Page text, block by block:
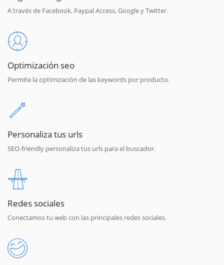
A través de Facebook, Paypal Access, Google y Twitter.
Optimización seo
Permite la optimización de las keywords por producto.
Personaliza tus urls
SEO-friendly personaliza tus urls para el buscador.
Redes sociales
Conectamos tu web con las principales redes sociales.